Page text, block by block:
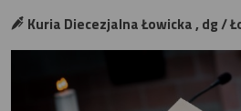
Kuria Diecezjalna Łowicka , dg /